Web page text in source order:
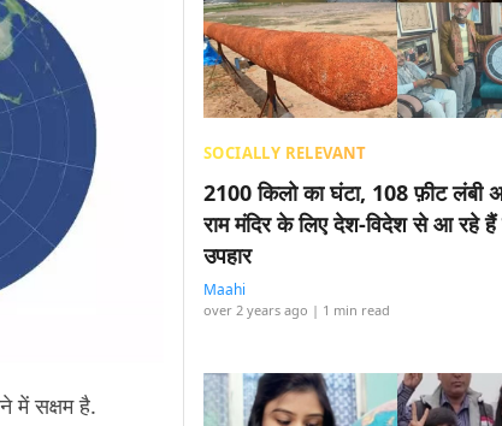
में सक्षम है.
SOCIALLY RELEVANT
2100 किलो का घंटा, 108 फ़ीट लंबी
राम मंदिर के लिए देश-विदेश से आ रहे
उपहार
Maahi
over 2 years ago | 1 min read